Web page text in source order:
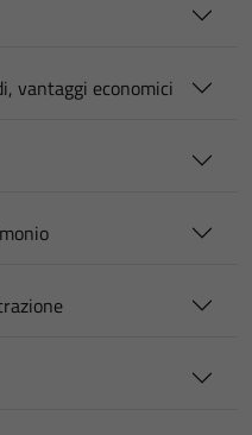
vantaggi economici